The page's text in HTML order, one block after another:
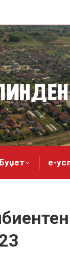
Буџет е-